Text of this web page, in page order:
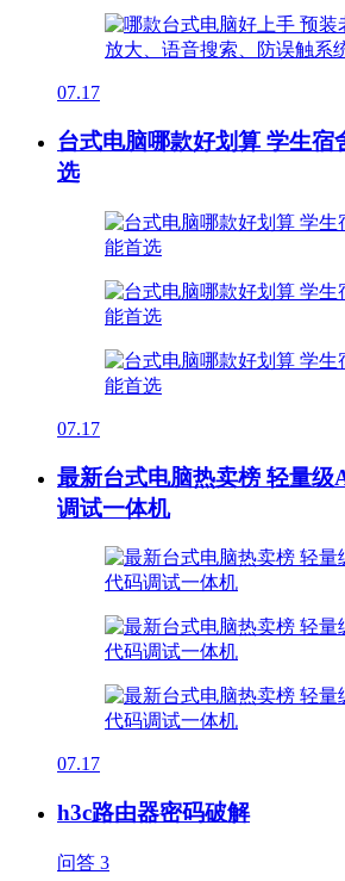
07.17
台式电脑哪款好划算 学生宿
选
07.17
最新台式电脑热卖榜 轻量级
调试一体机
07.17
h3c路由器密码破解
问答 3